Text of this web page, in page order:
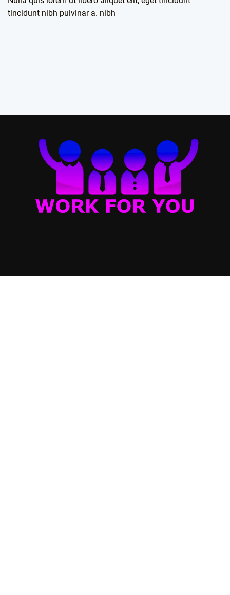
tincidunt nibh pulvinar a. nibh